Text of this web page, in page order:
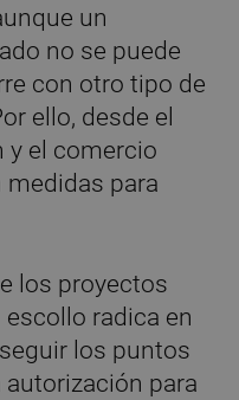
un
no se puede
con otro tipo de
ello, desde el
y el comercio
para
los proyectos
radica en
los puntos
para